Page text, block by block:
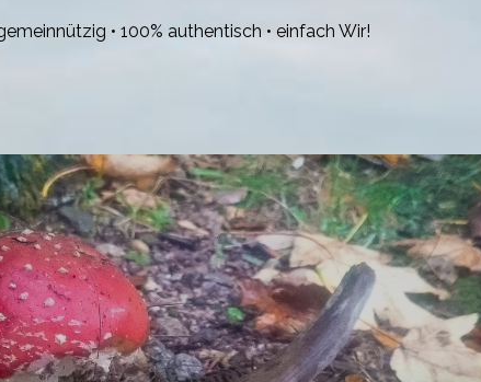
• 100% authentisch • einfach Wir!